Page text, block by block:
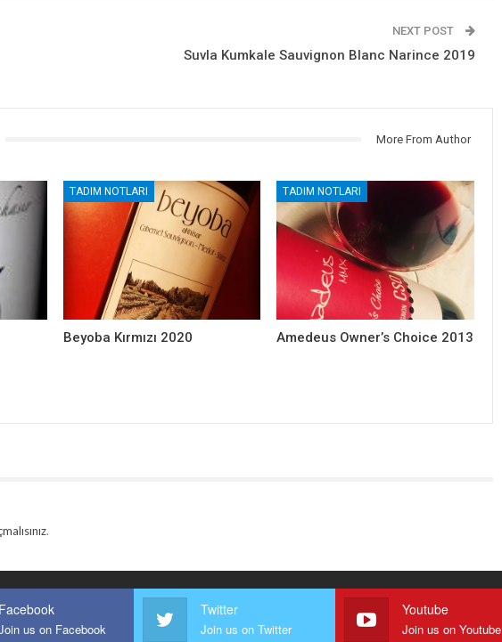
NEXT POST
Suvla Kumkale Sauvignon Blanc Narince 2019
More From Author
TADIM NOTLARI
Beyoba Kırmızı 2020
TADIM NOTLARI
Amedeus Owner’s Choice 2013
.
Facebook
us on Facebook
Twitter
Join us on Twitter
Youtube
Join us on Youtube